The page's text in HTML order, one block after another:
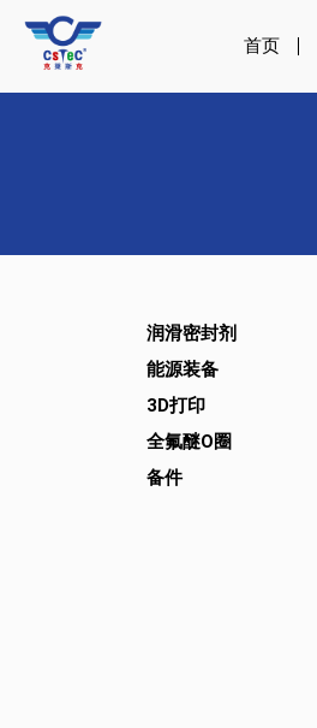
容
首页
润滑密封剂
能源装备
3D打印
全氟醚O圈
备件